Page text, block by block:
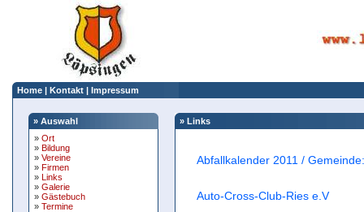
Home | Kontakt | Impressum
» Auswahl
» Ort
» Bildung
» Vereine
» Firmen
» Links
» Galerie
» Gästebuch
» Termine
» Links
Abfallkalender 2011 /
Auto-Cross-Club-Ries e.V